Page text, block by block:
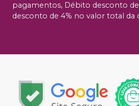
pagamentos, Débito desconto
desconto de 4% no valor total da